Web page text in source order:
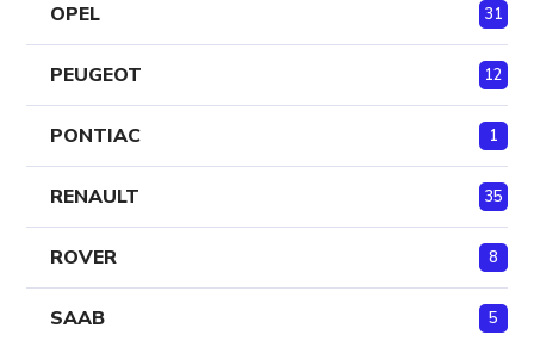
OPEL 31
PEUGEOT 12
PONTIAC 1
RENAULT 35
ROVER 8
SAAB 5